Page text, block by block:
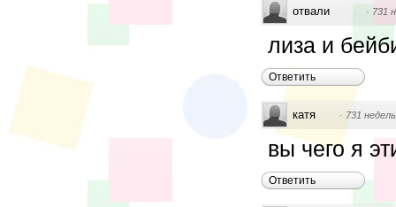
отвали · 731
лиза и
Ответить
катя · 731
вы чего я
Ответить